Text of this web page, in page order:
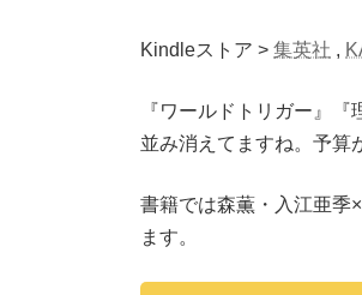
Kindleストア > 集英社 ,
『ワールドトリガー』
並み消えてますね。予算
書籍では森薫・入江亜季
ます。